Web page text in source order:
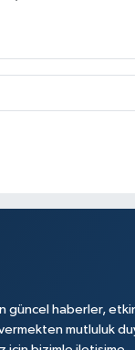
güncel haberler,
mutluluk